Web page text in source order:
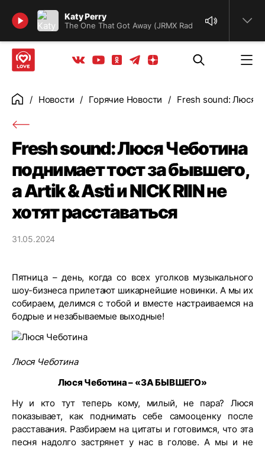
Katy Perry
The One That Got Away (JRMX Radio Edit)
Найти
Вконтакте
YoutubeОдноклассники
ТелеграмЯндекс дзен
ГлавнаяНовости Горячие Новости Fresh sound: Люся
Fresh sound: Люся Чеботина
поднимает тост за бывшего,
а Artik & Asti и NICK RIIN не
хотят расставаться
31.05.2024
Пятница – день, когда со всех уголков музыкального
шоу-бизнеса прилетают шикарнейшие новинки. А мы их
собираем, делимся с тобой и вместе настраиваемся на
бодрые и незабываемые выходные!
Люся Чеботина
Люся Чеботина – «ЗА БЫВШЕГО»
Ну и кто тут теперь кому, милый, не пара? Люся
показывает, как поднимать себе самооценку после
расставания. Разбираем на цитаты и готовимся, что эта
песня надолго застрянет у нас в голове. А мы и не